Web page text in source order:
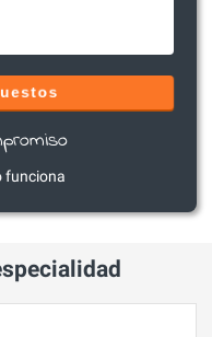
funciona